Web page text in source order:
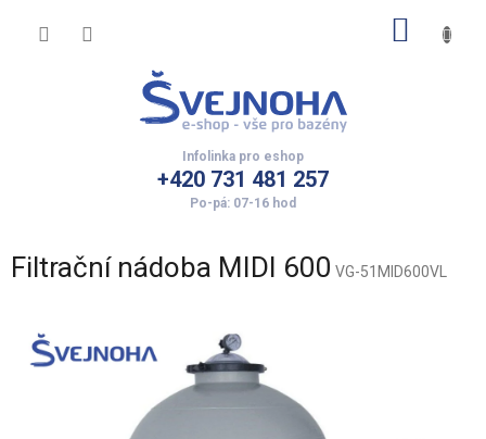
+420 731 481 257
Filtrační nádoba MIDI 600 VG-51MID600VL